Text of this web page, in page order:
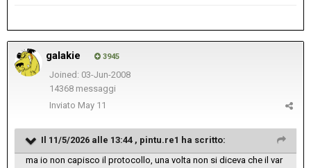
galakie 3945
Joined: 03-Jun-2008
14368 messaggi
Inviato May 11
Il 11/5/2026 alle 13:44 , pintu.re1 ha scritto:
ma io non capisco il protocollo, una volta non si diceva che il var